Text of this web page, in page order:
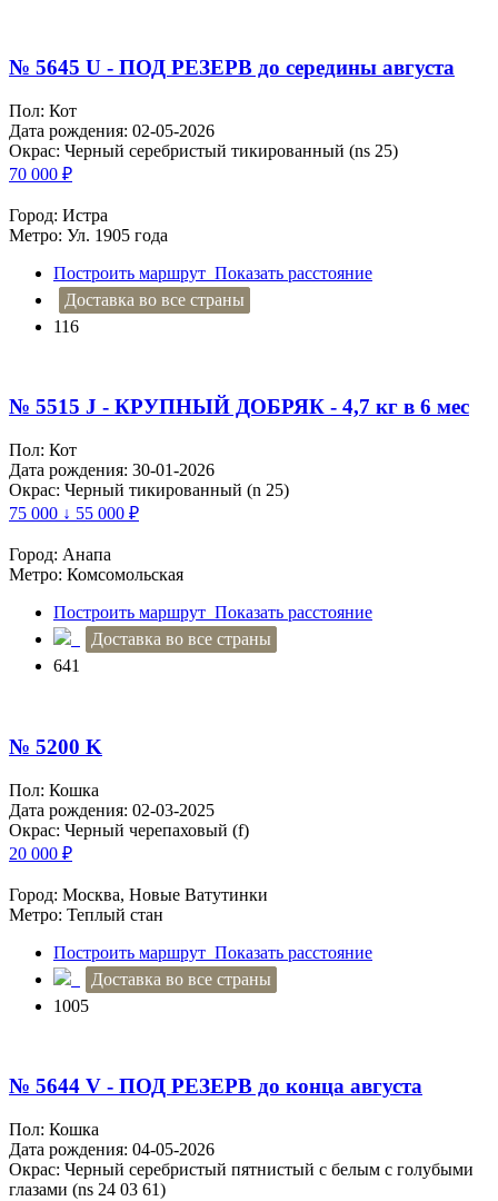
№ 5645 U - ПОД РЕЗЕРВ до середины августа
Пол: Кот
Дата рождения: 02-05-2026
Окрас: Черный серебристый тикированный (ns 25)
70 000 ₽
Город: Истра
Метро: Ул. 1905 года
Построить маршрут Показать расстояние
Доставка во все страны
116
№ 5515 J - КРУПНЫЙ ДОБРЯК - 4,7 кг в 6 мес
Пол: Кот
Дата рождения: 30-01-2026
Окрас: Черный тикированный (n 25)
75 000 ↓ 55 000 ₽
Город: Анапа
Метро: Комсомольская
Построить маршрут Показать расстояние
Доставка во все страны
641
№ 5200 K
Пол: Кошка
Дата рождения: 02-03-2025
Окрас: Черный черепаховый (f)
20 000 ₽
Город: Москва, Новые Ватутинки
Метро: Теплый стан
Построить маршрут Показать расстояние
Доставка во все страны
1005
№ 5644 V - ПОД РЕЗЕРВ до конца августа
Пол: Кошка
Дата рождения: 04-05-2026
Окрас: Черный серебристый пятнистый с белым с голубыми
глазами (ns 24 03 61)